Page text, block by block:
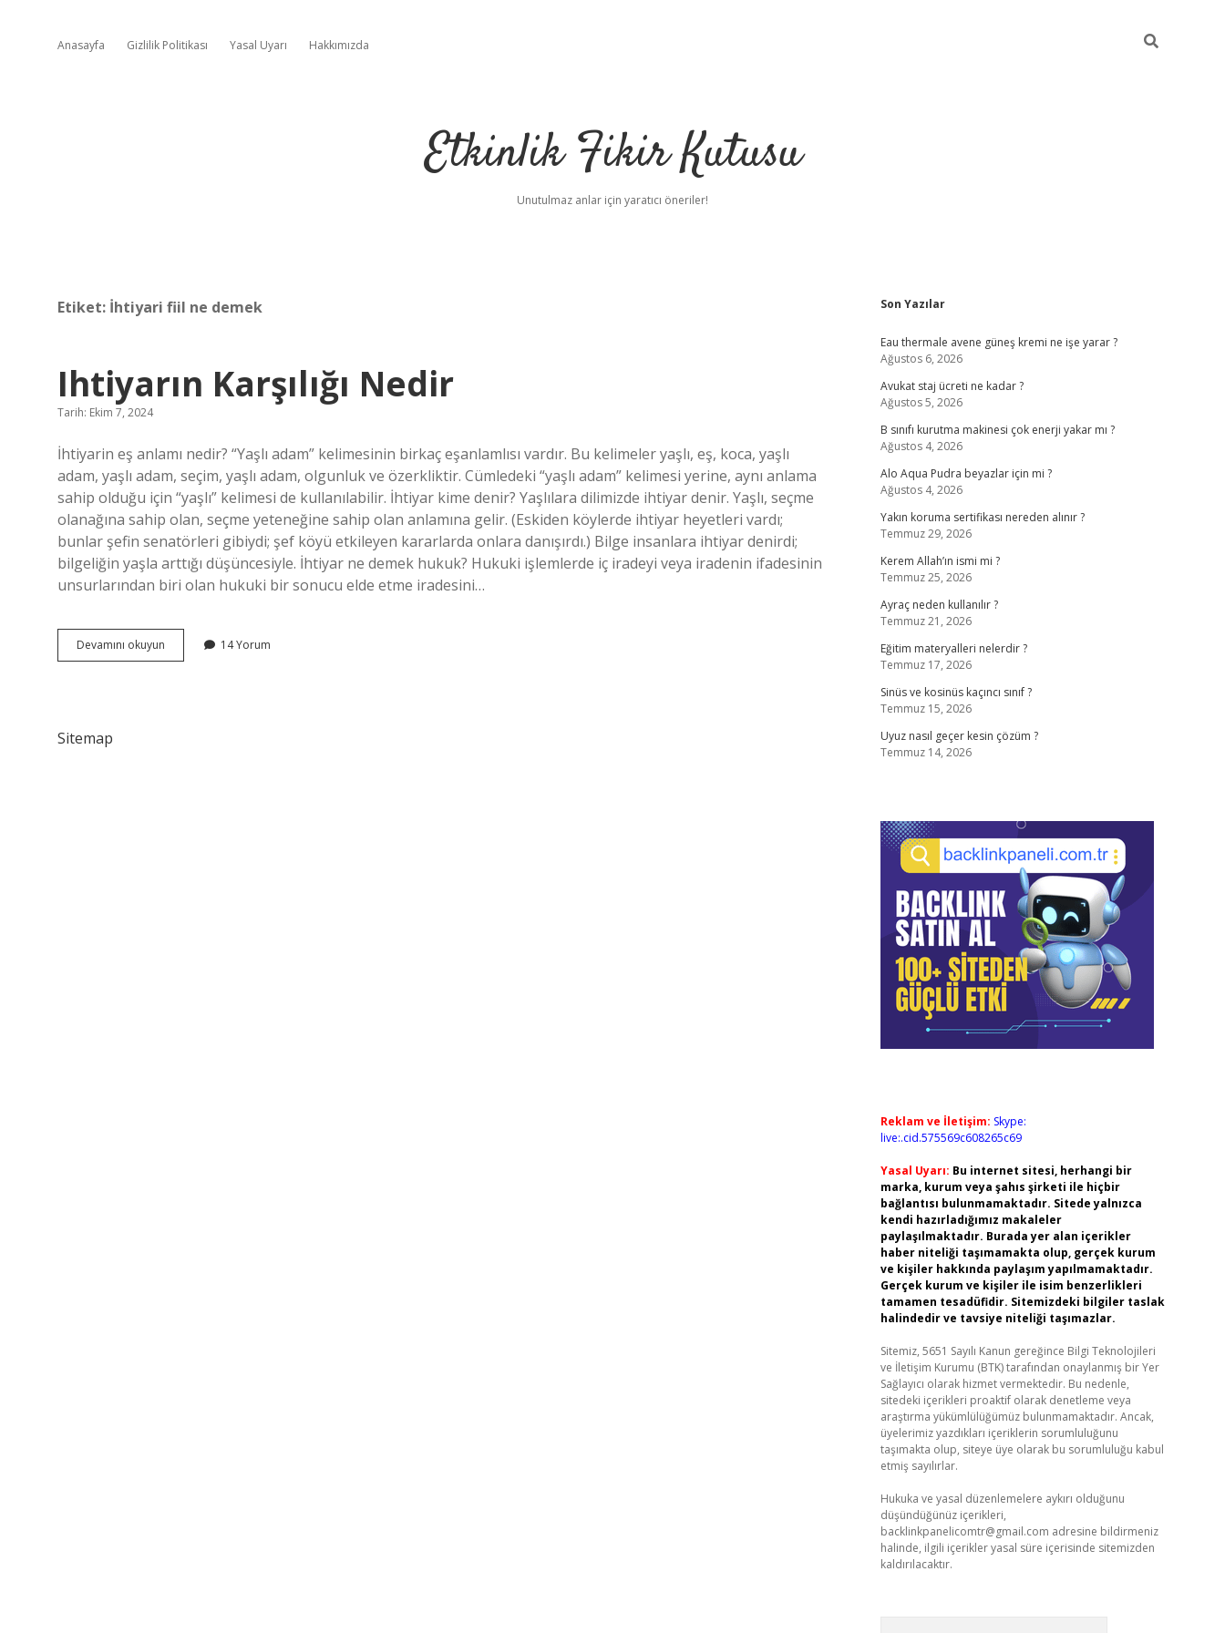
Anasayfa Gizlilik Politikası Yasal Uyarı Hakkımızda
Etkinlik Fikir Kutusu
Unutulmaz anlar için yaratıcı öneriler!
Etiket: İhtiyari fiil ne demek
Ihtiyarın Karşılığı Nedir
Tarih: Ekim 7, 2024
İhtiyarin eş anlamı nedir? “Yaşlı adam” kelimesinin birkaç eşanlamlısı vardır. Bu kelimeler yaşlı, eş, koca, yaşlı
adam, yaşlı adam, seçim, yaşlı adam, olgunluk ve özerkliktir. Cümledeki “yaşlı adam” kelimesi yerine, aynı anlama
sahip olduğu için “yaşlı” kelimesi de kullanılabilir. İhtiyar kime denir? Yaşlılara dilimizde ihtiyar denir. Yaşlı, seçme
olanağına sahip olan, seçme yeteneğine sahip olan anlamına gelir. (Eskiden köylerde ihtiyar heyetleri vardı;
bunlar şefin senatörleri gibiydi; şef köyü etkileyen kararlarda onlara danışırdı.) Bilge insanlara ihtiyar denirdi;
bilgeliğin yaşla arttığı düşüncesiyle. İhtiyar ne demek hukuk? Hukuki işlemlerde iç iradeyi veya iradenin ifadesinin
unsurlarından biri olan hukuki bir sonucu elde etme iradesini…
Devamını okuyun Ihtiyarın
Karşılığı
14 Yorum
Sitemap
Sidebar
Son Yazılar
Eau thermale avene güneş kremi ne işe yarar ?
Ağustos 6, 2026
Avukat staj ücreti ne kadar ?
Ağustos 5, 2026
B sınıfı kurutma makinesi çok enerji yakar mı ?
Ağustos 4, 2026
Alo Aqua Pudra beyazlar için mi ?
Ağustos 4, 2026
Yakın koruma sertifikası nereden alınır ?
Temmuz 29, 2026
Kerem Allah’ın ismi mi ?
Temmuz 25, 2026
Ayraç neden kullanılır ?
Temmuz 21, 2026
Eğitim materyalleri nelerdir ?
Temmuz 17, 2026
Sinüs ve kosinüs kaçıncı sınıf ?
Temmuz 15, 2026
Uyuz nasıl geçer kesin çözüm ?
Temmuz 14, 2026
Reklam ve İletişim: Skype:
live:.cid.575569c608265c69
Yasal Uyarı: Bu internet sitesi, herhangi bir
marka, kurum veya şahıs şirketi ile hiçbir
bağlantısı bulunmamaktadır. Sitede yalnızca
kendi hazırladığımız makaleler
paylaşılmaktadır. Burada yer alan içerikler
haber niteliği taşımamakta olup, gerçek kurum
ve kişiler hakkında paylaşım yapılmamaktadır.
Gerçek kurum ve kişiler ile isim benzerlikleri
tamamen tesadüfidir. Sitemizdeki bilgiler taslak
halindedir ve tavsiye niteliği taşımazlar.
Sitemiz, 5651 Sayılı Kanun gereğince Bilgi Teknolojileri
ve İletişim Kurumu (BTK) tarafından onaylanmış bir Yer
Sağlayıcı olarak hizmet vermektedir. Bu nedenle,
sitedeki içerikleri proaktif olarak denetleme veya
araştırma yükümlülüğümüz bulunmamaktadır. Ancak,
üyelerimiz yazdıkları içeriklerin sorumluluğunu
taşımakta olup, siteye üye olarak bu sorumluluğu kabul
etmiş sayılırlar.
Hukuka ve yasal düzenlemelere aykırı olduğunu
düşündüğünüz içerikleri,
backlinkpanelicomtr@gmail.com adresine bildirmeniz
halinde, ilgili içerikler yasal süre içerisinde sitemizden
kaldırılacaktır.